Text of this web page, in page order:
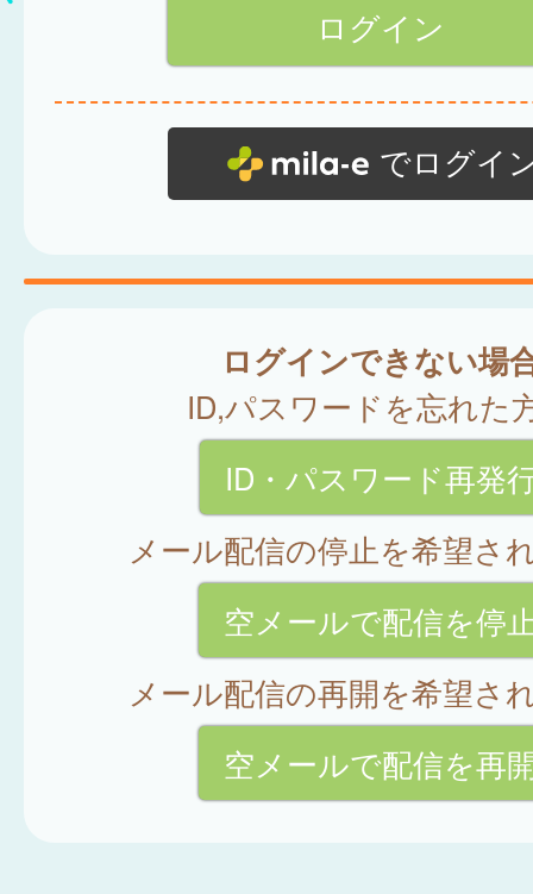
でログイ
ログインできない場
ID,パスワードを忘れた
ID・パスワード再発
メール配信の停止を希望さ
空メールで配信を停
メール配信の再開を希望さ
空メールで配信を再